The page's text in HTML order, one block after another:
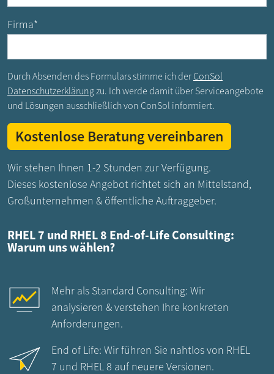
RHEL 7 und RHEL 8 End-of-Life Consulting:
Warum uns wählen?
Mehr als Standard Consulting: Wir
analysieren & verstehen Ihre konkreten
Anforderungen.
End of Life: Wir führen Sie nahtlos von RHEL
7 und RHEL 8 auf neuere Versionen.
Firma*
Durch Absenden des Formulars stimme ich der ConSol
Datenschutzerklärungzu. Ich werde damit über Serviceangebote
und Lösungen ausschließlich von ConSol informiert.
Wir stehen Ihnen 1-2 Stunden zur Verfügung.
Dieses kostenlose Angebot richtet sich an Mittelstand,
Großunternehmen & öffentliche Auftraggeber.